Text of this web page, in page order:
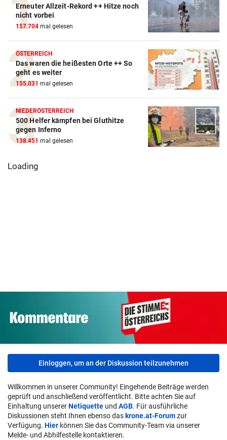
Erneuter Allzeit-Rekord ++ Hitze noch
nicht vorbei
157.704 mal gelesen
ÖSTERREICH
Das waren die heißesten Orte ++ So
geht es weiter
155.031 mal gelesen
NIEDERÖSTERREICH
500 Helfer kämpfen bei Gluthitze
gegen Inferno
138.451 mal gelesen
Loading
Einloggen, um an der Diskussion teilzunehmen
Willkommen in unserer Community! Eingehende Beiträge werden
geprüft und anschließend veröffentlicht. Bitte achten Sie auf
Einhaltung unsererNetiquette und AGB. Für ausführliche
Diskussionen steht Ihnen ebenso das krone.at-Forumzur
Verfügung. Hier können Sie das Community-Team via unserer
Melde- und Abhilfestelle kontaktieren.